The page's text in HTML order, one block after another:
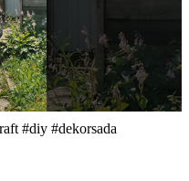
#diy #dekorsada